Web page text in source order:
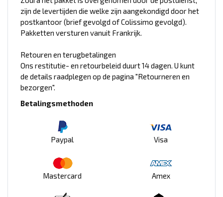
zijn de levertijden die welke zijn aangekondigd door het
postkantoor (brief gevolgd of Colissimo gevolgd).
Pakketten versturen vanuit Frankrijk.
Retouren en terugbetalingen
Ons restitutie- en retourbeleid duurt 14 dagen. U kunt
de details raadplegen op de pagina "Retourneren en
bezorgen".
Betalingsmethoden
Paypal Visa
Mastercard Amex